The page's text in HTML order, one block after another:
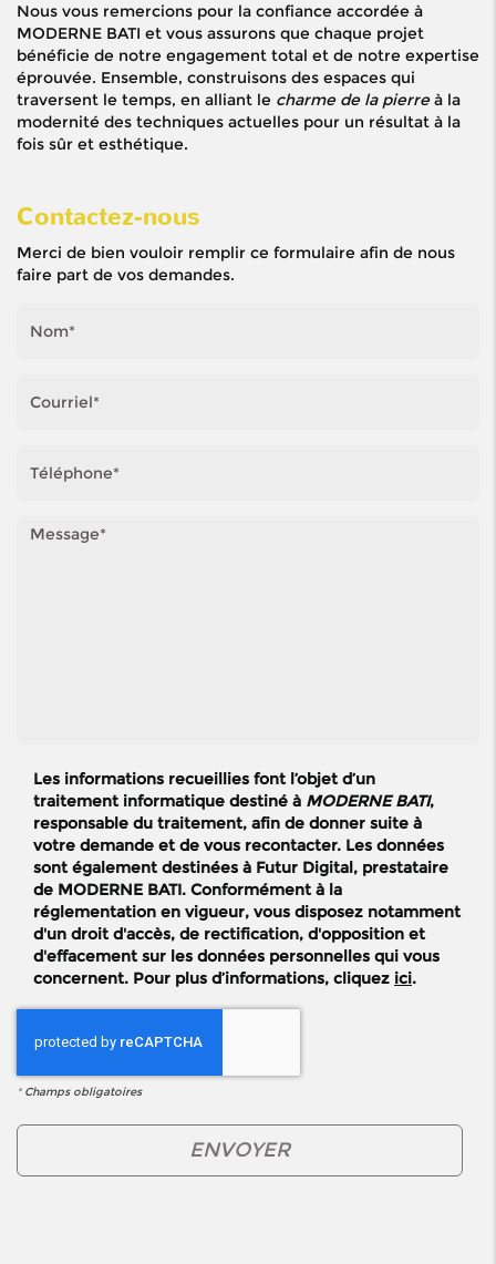
Nous vous remercions pour la confiance accordée à
MODERNE BATI et vous assurons que chaque projet
bénéficie de notre engagement total et de notre expertise
éprouvée. Ensemble, construisons des espaces qui
traversent le temps, en alliant le charme de la pierreà la
modernité des techniques actuelles pour un résultat à la
fois sûr et esthétique.
Contactez-nous
Merci de bien vouloir remplir ce formulaire afin de nous
faire part de vos demandes.
Les informations recueillies font l’objet d’un
traitement informatique destiné à MODERNE BATI,
responsable du traitement, afin de donner suite à
votre demande et de vous recontacter. Les données
sont également destinées à Futur Digital, prestataire
de MODERNE BATI. Conformément à la
réglementation en vigueur, vous disposez notamment
d'un droit d'accès, de rectification, d'opposition et
d'effacement sur les données personnelles qui vous
concernent. Pour plus d’informations, cliquez ici.
* Champs obligatoires